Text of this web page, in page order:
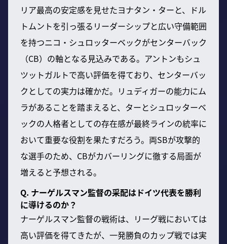
リア最高の安定感を見せたヨナタン・ターと、ドル
トムントを引っ張るリーダーシップと広い守備範囲
を持つニコ・シュロッターベックがセンターバック
（CB）の軸となる見込みである。アントンもシュ
ツットガルトで高い評価を得ており、センターバッ
クとしての実力は確かだ。リュディガーの能力にム
ラがあることを踏まえると、ターとシュロッターベ
ックの人格者としての存在感が最終ラインの統率に
おいて重要な役割を果たすだろう。両SBが攻撃的
な選手のため、CBがカバーリングに徹する局面が
増えると予想される。
Q. ナーゲルスマン監督の采配はドイツ代表を勝利
に導けるのか？
ナーゲルスマン監督の戦術は、リーグ戦においては
高い評価を得てきたが、一発勝負のカップ戦では実